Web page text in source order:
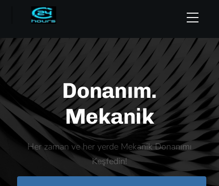
Donanım.
Mekanik
Her zaman ve her yerde Mekanik Donanımı
Keşfedin!